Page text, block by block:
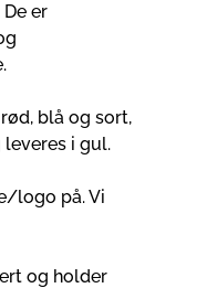
er
blå og sort,
i gul.
logo på. Vi
og holder